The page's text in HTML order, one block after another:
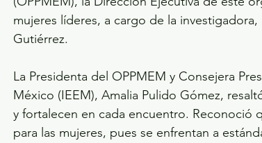
mujeres líderes, a cargo de la
Gutiérrez.
La Presidenta del OPPMEM y Consejera
México (IEEM), Amalia Pulido Gómez,
y fortalecen en cada encuentro. Reconoció
para las mujeres, pues se enfrentan a